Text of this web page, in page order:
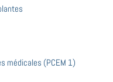
médicales (PCEM 1)